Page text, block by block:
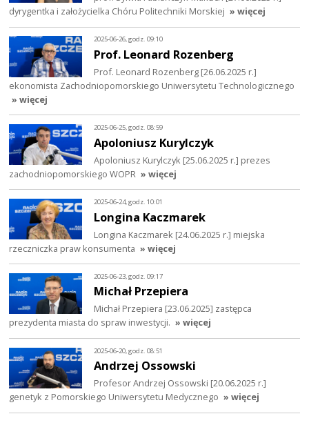
dyrygentka i założycielka Chóru Politechniki Morskiej » więcej
2025-06-26, godz. 09:10
Prof. Leonard Rozenberg
Prof. Leonard Rozenberg [26.06.2025 r.]
ekonomista Zachodniopomorskiego Uniwersytetu Technologicznego
» więcej
2025-06-25, godz. 08:59
Apoloniusz Kurylczyk
Apoloniusz Kurylczyk [25.06.2025 r.] prezes
zachodniopomorskiego WOPR » więcej
2025-06-24, godz. 10:01
Longina Kaczmarek
Longina Kaczmarek [24.06.2025 r.] miejska
rzeczniczka praw konsumenta » więcej
2025-06-23, godz. 09:17
Michał Przepiera
Michał Przepiera [23.06.2025] zastępca
prezydenta miasta do spraw inwestycji. » więcej
2025-06-20, godz. 08:51
Andrzej Ossowski
Profesor Andrzej Ossowski [20.06.2025 r.]
genetyk z Pomorskiego Uniwersytetu Medycznego » więcej